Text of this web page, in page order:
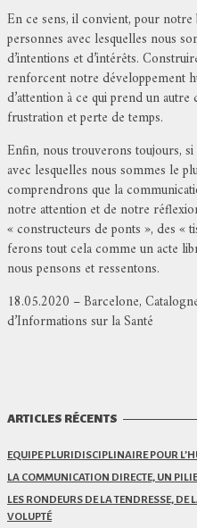
En ce sens, il convient, pour
personnes avec lesquelles nous
d’intentions et d’intérêts.
renforcent notre développement
d’attention à ce qui prend un
frustration et perte de temps.
Enfin, nous trouverons toujours,
avec lesquelles nous sommes le
comprendrons que la
notre attention et de notre
« constructeurs de ponts », des «
ferons tout cela comme un acte
nous pensons et ressentons.
18.05.2020 – Barcelone,
d’Informations sur la Santé
ARTICLES RÉCENTS
EQUIPE PLURIDISCIPLINAIRE POUR
LA COMMUNICATION DIRECTE, UN
LES RONDEURS DE LA TENDRESSE, DE
VOLUPTÉ